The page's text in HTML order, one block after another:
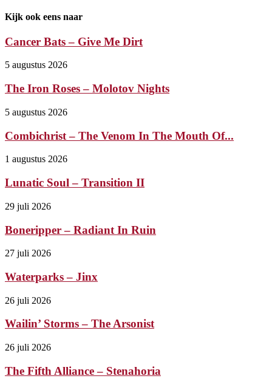
Kijk ook eens naar
Cancer Bats – Give Me Dirt
5 augustus 2026
The Iron Roses – Molotov Nights
5 augustus 2026
Combichrist – The Venom In The Mouth Of...
1 augustus 2026
Lunatic Soul – Transition II
29 juli 2026
Boneripper – Radiant In Ruin
27 juli 2026
Waterparks – Jinx
26 juli 2026
Wailin’ Storms – The Arsonist
26 juli 2026
The Fifth Alliance – Stenahoria